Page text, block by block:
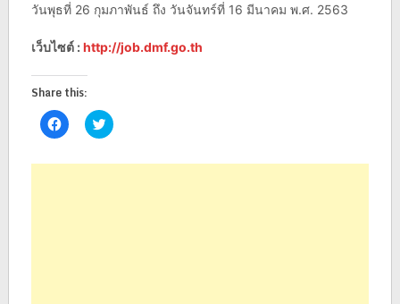
วันพุธที่ 26 กุมภาพันธ์ ถึง วันจันทร์ที่ 16 มีนาคม พ.ศ. 2563
เว็บไซต์ :http://job.dmf.go.th
Share this:
Click
to
Facebook
Click
to
Twitter